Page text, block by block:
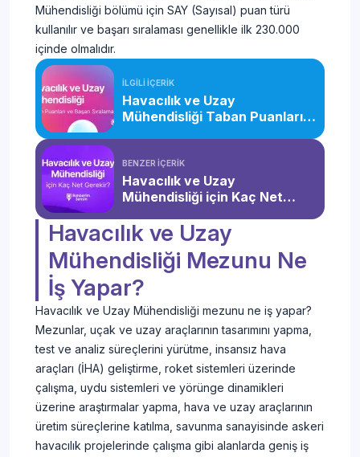
Mühendisliği bölümü için SAY (Sayısal) puan türü
kullanılır ve başarı sıralaması genellikle ilk 230.000
içinde olmalıdır.
İLGİLİ İÇERİK
Havacılık ve Uzay
Mühendisliği Taban Puanları
BENZER İÇERİK
Havacılık ve Uzay
Mühendisliği için Kaç Net
Havacılık ve Uzay
Mühendisliği Mezunu Ne
İş Yapar?
Havacılık ve Uzay Mühendisliği mezunu ne iş yapar?
Mezunlar, uçak ve uzay araçlarının tasarımını yapma,
test ve analiz süreçlerini yürütme, insansız hava
araçları (İHA) geliştirme, roket sistemleri üzerinde
çalışma, uydu sistemleri ve yörünge dinamikleri
üzerine araştırmalar yapma, hava ve uzay araçlarının
üretim süreçlerine katılma, savunma sanayisinde askeri
havacılık projelerinde çalışma gibi alanlarda geniş iş